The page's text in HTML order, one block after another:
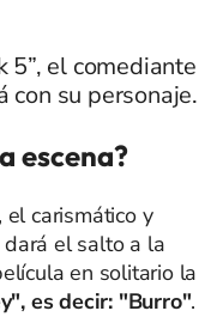
5”, el comediante
con su personaje.
escena?
carismático y
el salto a la
en solitario la
es decir: "Burro".